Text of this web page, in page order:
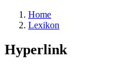
Home
Lexikon
Hyperlink